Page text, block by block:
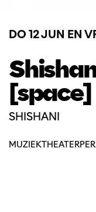
[space]
SHISHANI
DO 12 JUN EN
MUZIEKTHEATER